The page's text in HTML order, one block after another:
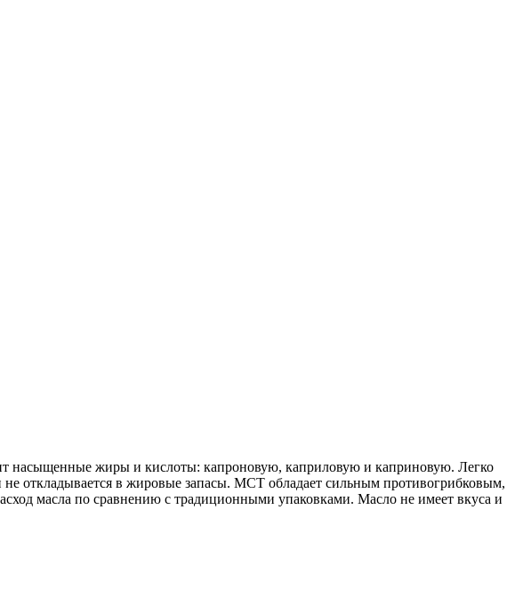
насыщенные жиры и кислоты: капроновую, каприловую и каприновую. Легко
не откладывается в жировые запасы. МСТ обладает сильным противогрибковым,
масла по сравнению с традиционными упаковками. Масло не имеет вкуса и